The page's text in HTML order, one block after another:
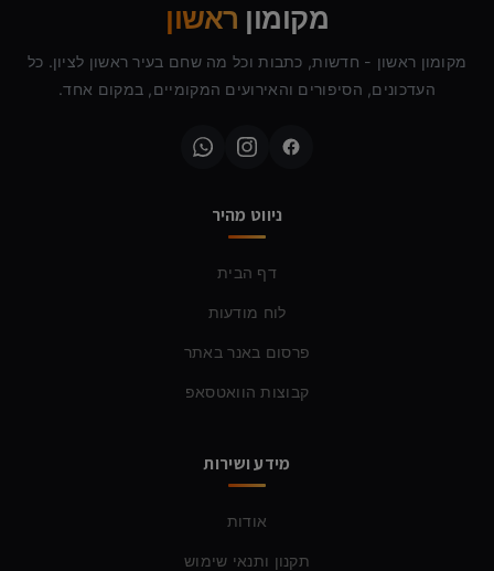
מקומון ראשון
מקומון ראשון - חדשות, כתבות וכל מה שחם בעיר ראשון לציון. כל
העדכונים, הסיפורים והאירועים המקומיים, במקום אחד.
ניווט מהיר
דף הבית
לוח מודעות
פרסום באנר באתר
קבוצות הוואטסאפ
מידע ושירות
אודות
תקנון ותנאי שימוש